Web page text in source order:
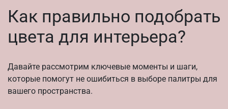
Как правильно подобрать
цвета для интерьера?
Давайте рассмотрим ключевые моменты и шаги,
которые помогут не ошибиться в выборе палитры для
вашего пространства.